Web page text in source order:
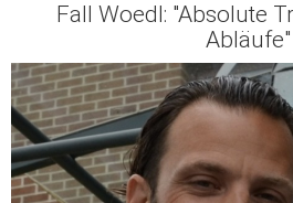
Fall Woedl: "Absolute
Abläufe"